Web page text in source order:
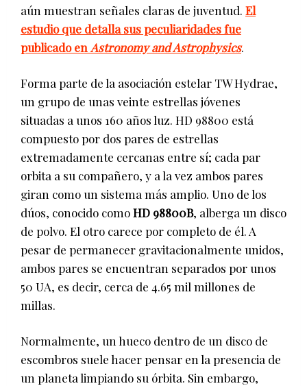
aún muestran señales claras de juventud. El
estudio que detalla sus peculiaridades fue
publicado en Astronomy and Astrophysics.
Forma parte de la asociación estelar TW Hydrae,
un grupo de unas veinte estrellas jóvenes
situadas a unos 160 años luz. HD 98800 está
compuesto por dos pares de estrellas
extremadamente cercanas entre sí; cada par
orbita a su compañero, y a la vez ambos pares
giran como un sistema más amplio. Uno de los
dúos, conocido comoHD 98800B, alberga un disco
de polvo. El otro carece por completo de él. A
pesar de permanecer gravitacionalmente unidos,
ambos pares se encuentran separados por unos
50 UA, es decir, cerca de 4.65 mil millones de
millas.
Normalmente, un hueco dentro de un disco de
escombros suele hacer pensar en la presencia de
un planeta limpiando su órbita. Sin embargo,